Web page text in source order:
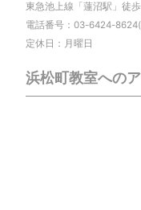
東急池上線「蓮沼駅」徒
電話番号：03-6424-
定休日：月曜日
浜松町教室への